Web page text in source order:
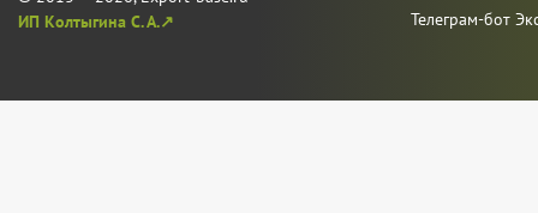
ИП Колтыгина С. А.↗
Телеграм-бот